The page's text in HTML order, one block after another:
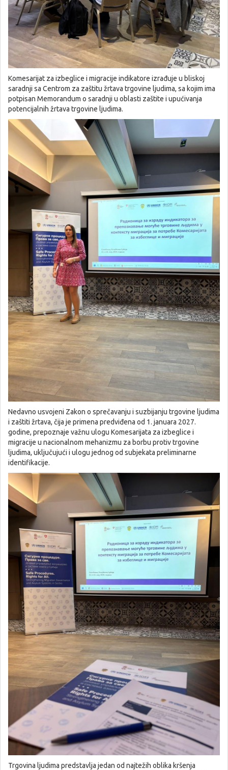
Komesarijat za izbeglice i migracije indikatore izrađuje u bliskoj
saradnji sa Centrom za zaštitu žrtava trgovine ljudima, sa kojim ima
potpisan Memorandum o saradnji u oblasti zaštite i upućivanja
potencijalnih žrtava trgovine ljudima.
Nedavno usvojeni Zakon o sprečavanju i suzbijanju trgovine ljudima
i zaštiti žrtava, čija je primena predviđena od 1. januara 2027.
godine, prepoznaje važnu ulogu Komesarijata za izbeglice i
migracije u nacionalnom mehanizmu za borbu protiv trgovine
ljudima, uključujući i ulogu jednog od subjekata preliminarne
identifikacije.
Trgovina ljudima predstavlja jedan od najtežih oblika kršenja